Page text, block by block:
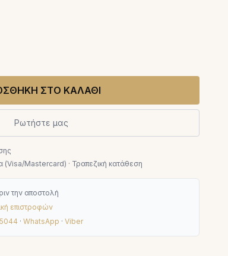
ΣΤΟ ΚΑΛΑΘΙ
Ρωτήστε μας
(Visa/Mastercard) · Τραπεζική κατάθεση
την αποστολή
επιστροφών
· WhatsApp · Viber